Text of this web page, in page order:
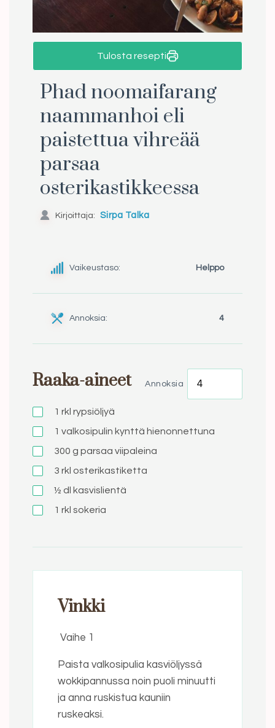
Tulosta resepti
Phad noomaifarang
naammanhoi eli
paistettua vihreää
parsaa
osterikastikkeessa
Kirjoittaja: Sirpa Talka
Vaikeustaso: Helppo
Annoksia: 4
Raaka-aineet Annoksia
1 rkl rypsiöljyä
1 valkosipulin kynttä hienonnettuna
300 g parsaa viipaleina
3 rkl osterikastiketta
½ dl
kasvislientä
1 rkl sokeria
Vinkki
Vaihe 1
Paista valkosipulia kasviöljyssä
wokkipannussa noin puoli minuutti
ja anna ruskistua kauniin
ruskeaksi.